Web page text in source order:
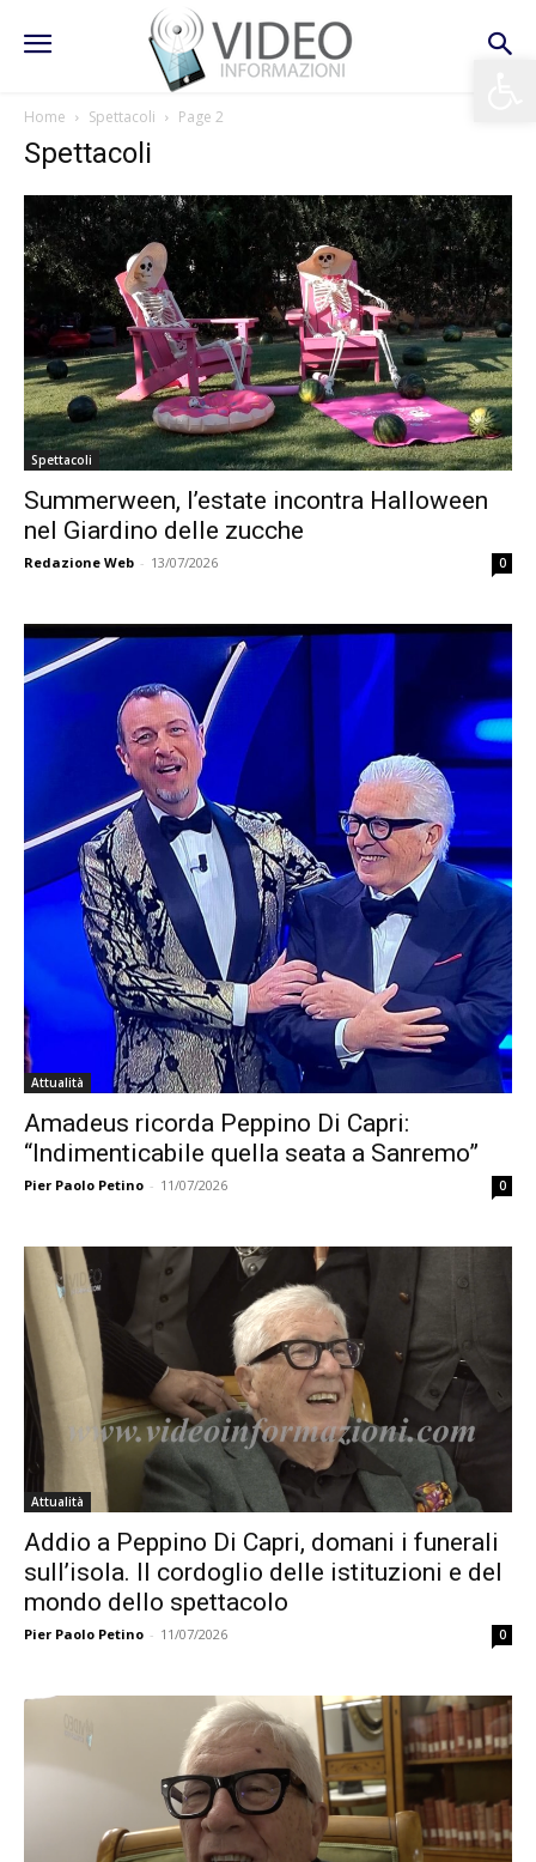
Home Spettacoli Page 2
Spettacoli
Spettacoli
Summerween, l’estate incontra Halloween
nel Giardino delle zucche
Redazione Web - 13/07/2026 0
Attualità
Amadeus ricorda Peppino Di Capri:
“Indimenticabile quella seata a Sanremo”
Pier Paolo Petino - 11/07/2026 0
Attualità
Addio a Peppino Di Capri, domani i funerali
sull’isola. Il cordoglio delle istituzioni e del
mondo dello spettacolo
Pier Paolo Petino - 11/07/2026 0